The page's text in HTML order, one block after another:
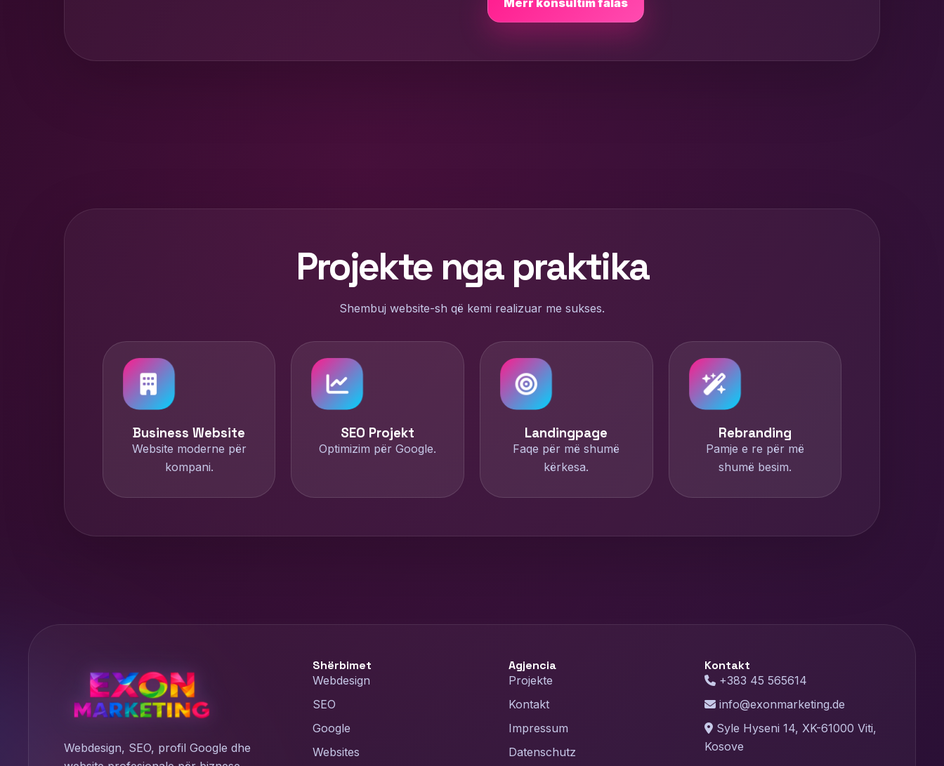
Merr konsultim falas
Projekte nga praktika
Shembuj website-sh që kemi realizuar me sukses.
Business Website
Website moderne për
kompani.
SEO Projekt
Optimizim për Google.
Landingpage
Faqe për më shumë
kërkesa.
Rebranding
Pamje e re për më
shumë besim.
Webdesign, SEO, profil Google dhe
Shërbimet
Webdesign
SEO
Google
Websites
Agjencia
Projekte
Kontakt
Impressum
Datenschutz
Kontakt
+383 45 565614
info@exonmarketing.de
Syle Hyseni 14, XK-61000 Viti,
Kosove